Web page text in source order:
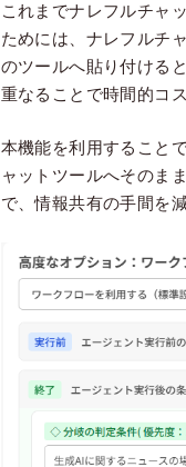
これまでナレフルチャ
ためには、ナレフルチ
のツールへ貼り付ける
重なることで時間的コ
本機能を利用すること
ャットツールへそのま
で、情報共有の手間を